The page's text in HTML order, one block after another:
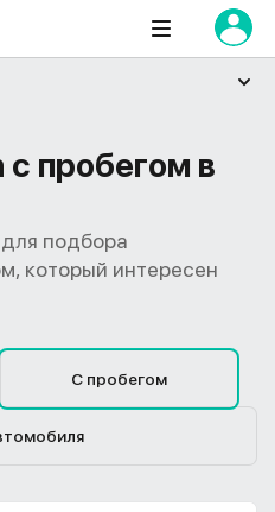
с пробегом в
подбора
который интересен
С пробегом